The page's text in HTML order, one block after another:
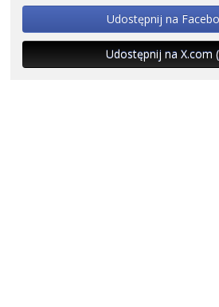
Udostępnij na
Udostępnij na X.com